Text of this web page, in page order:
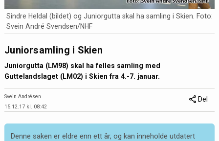
Sindre Heldal (bildet) og Juniorgutta skal ha samling i Skien. Foto:
Svein André Svendsen/NHF
Juniorsamling i Skien
Juniorgutta (LM98) skal ha felles samling med
Guttelandslaget (LM02) i Skien fra 4.-7. januar.
Svein Andrésen
15.12.17 kl. 08:42
Del
Denne saken er eldre enn ett år, og kan inneholde utdatert